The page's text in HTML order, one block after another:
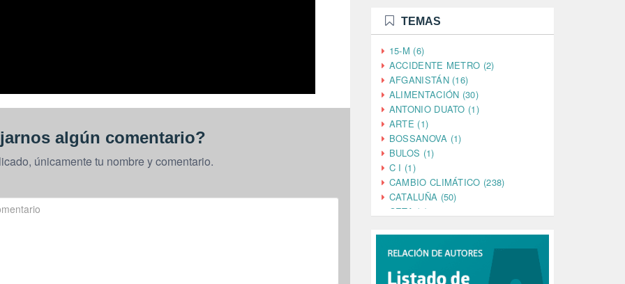
algún comentario?
únicamente tu nombre y comentario.
TEMAS
15-M (6)
ACCIDENTE METRO (2)
AFGANISTÁN (16)
ALIMENTACIÓN (30)
ANTONIO DUATO (1)
ARTE (1)
BOSSANOVA (1)
BULOS (1)
C I (1)
CAMBIO CLIMÁTICO (238)
CATALUÑA (50)
CETA (2)
CINE (35)
CIUDADANÍA (633)